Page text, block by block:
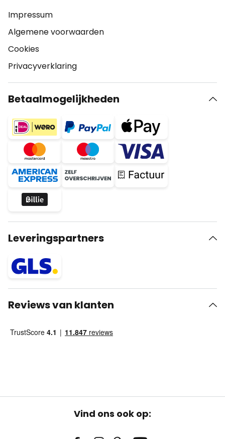
Impressum
Algemene voorwaarden
Cookies
Privacyverklaring
Betaalmogelijkheden
Leveringspartners
Reviews van klanten
Vind ons ook op: